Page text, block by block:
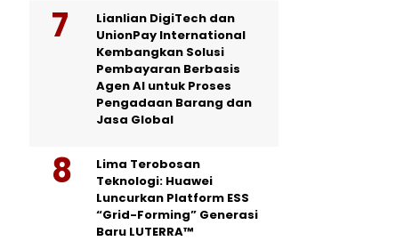
Lianlian DigiTech dan
UnionPay International
Kembangkan Solusi
Pembayaran Berbasis
Agen AI untuk Proses
Pengadaan Barang dan
Jasa Global
Lima Terobosan
Teknologi: Huawei
Luncurkan Platform ESS
“Grid-Forming” Generasi
Baru LUTERRA™